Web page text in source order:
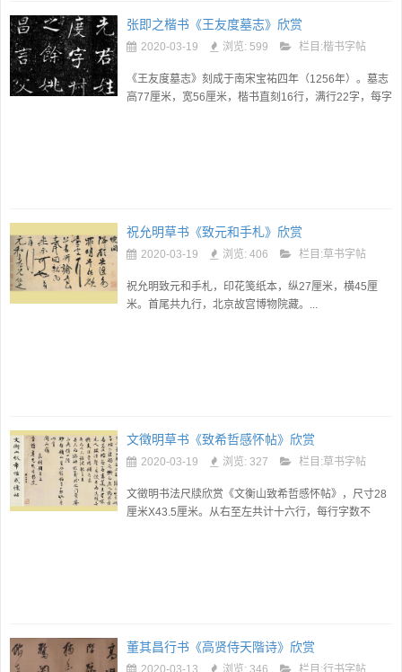
张即之楷书《王友度墓志》欣赏
2020-03-19 浏览: 599 栏目:楷书字帖
《王友度墓志》刻成于南宋宝祐四年（1256年）。墓志
高77厘米，宽56厘米，楷书直刻16行，满行22字，每字
祝允明草书《致元和手札》欣赏
2020-03-19 浏览: 406 栏目:草书字帖
祝允明致元和手札，印花笺纸本，纵27厘米，横45厘
米。首尾共九行，北京故宫博物院藏。...
文徵明草书《致希哲感怀帖》欣赏
2020-03-19 浏览: 327 栏目:草书字帖
文徵明书法尺牍欣赏《文衡山致希哲感怀帖》，尺寸28
厘米X43.5厘米。从右至左共计十六行，每行字数不
董其昌行书《高贤侍天階诗》欣赏
2020-03-13 浏览: 346 栏目:行书字帖